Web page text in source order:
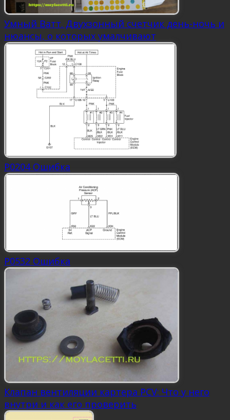
Умный Ватт. Двухзонный счетчик день-ночь и
нюансы, о которых умалчивают
P0204 Ошибка
P0532 Ошибка
Клапан вентиляции картера PCV: Что у него
внутри и как его проверить